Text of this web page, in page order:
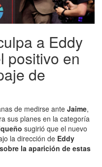
a Eddy
positivo en
de
de medirse ante Jaime,
sus planes en la categoría
sugirió que el nuevo
la dirección de Eddy
la aparición de estas